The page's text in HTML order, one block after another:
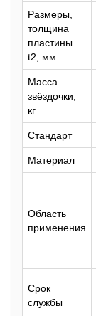
Размеры,
толщина
пластины
t2, мм
Масса
звёздочки,
кг
Стандарт
Материал
Область
применения
Срок
службы